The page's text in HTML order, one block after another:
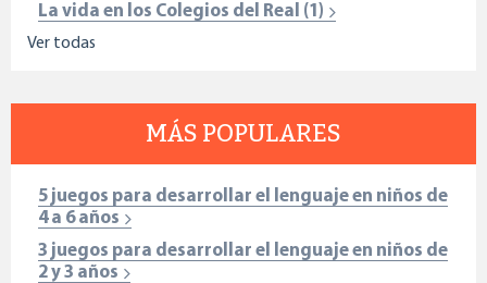
La vida en los Colegios del Real (1)
Ver todas
MÁS POPULARES
5 juegos para desarrollar el lenguaje en niños de
4 a 6 años
3 juegos para desarrollar el lenguaje en niños de
2 y 3 años